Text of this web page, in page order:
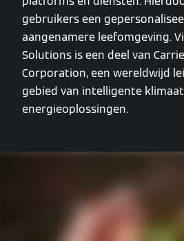
gebruikers een
aangenamere leefomgeving.
Solutions is een deel van
Corporation, een wereldwijd
gebied van intelligente
energieoplossingen.